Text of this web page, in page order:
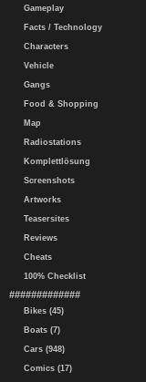
Gameplay
Facts / Technology
Characters
Vehicle
Gangs
Food & Shopping
Map
Radiostations
Komplettlösung
Screenshots
Artworks
Teasersites
Reviews
Cheats
100% Checklist
#############
Bikes (45)
Boats (7)
Cars (948)
Comics (17)